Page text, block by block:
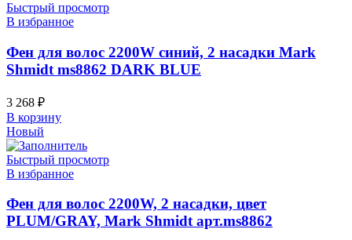
Быстрый просмотр
В избранное
Фен для волос 2200W синий, 2 насадки Mark
Shmidt ms8862 DARK BLUE
3 268 ₽
В корзину
Новый
Быстрый просмотр
В избранное
Фен для волос 2200W, 2 насадки, цвет
PLUM/GRAY, Mark Shmidt арт.ms8862